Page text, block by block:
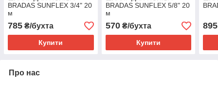
BRADAS SUNFLEX 3/4" 20
м
785 ₴/бухта
Купити
BRADAS SUNFLEX 5/8" 20
м
570₴/бухта
Купити
895
Про нас